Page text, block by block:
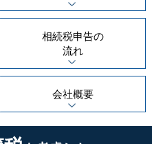
相続税申告の
流れ
会社概要